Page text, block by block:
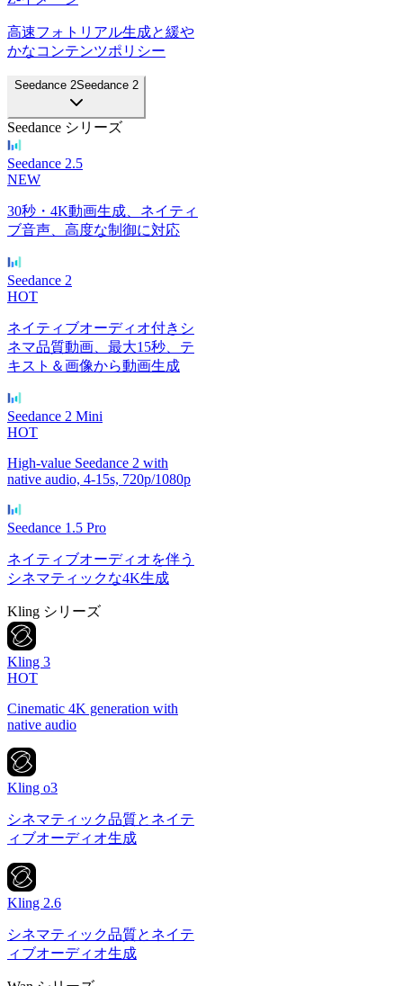
高速フォトリアル生成と緩や
かなコンテンツポリシー
Seedance 2Seedance 2
Seedance シリーズ
Seedance 2.5
NEW
30秒・4K動画生成、ネイティ
ブ音声、高度な制御に対応
Seedance 2
HOT
ネイティブオーディオ付きシ
ネマ品質動画、最大15秒、テ
キスト＆画像から動画生成
Seedance 2 Mini
HOT
High-value Seedance 2 with
native audio, 4-15s, 720p/1080p
Seedance 1.5 Pro
ネイティブオーディオを伴う
シネマティックな4K生成
Kling シリーズ
Kling 3
HOT
Cinematic 4K generation with
native audio
Kling o3
シネマティック品質とネイテ
ィブオーディオ生成
Kling 2.6
シネマティック品質とネイテ
ィブオーディオ生成